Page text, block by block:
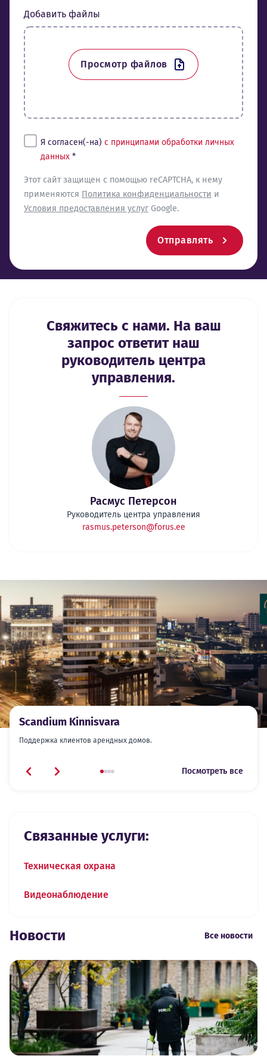
Добавить файлы
Просмотр файлов
Tingimused*
Я согласен(-на) с принципами обработки личных
данных *
reCaptcha
Этот сайт защищен с помощью reCAPTCHA, к нему
применяются Политика конфиденциальности и
Условия предоставления услуг Google.
Отправлять
Свяжитесь с нами. На ваш
запрос ответит наш
руководитель центра
управления.
Расмус Петерсон
Руководитель центра управления
rasmus.peterson@forus.ee
Scandium Kinnisvara
Поддержка клиентов арендных домов.
Previous slide
Next slide Посмотреть все
Связанные услуги:
Техническая охрана
Видеонаблюдение
Новости Все новости